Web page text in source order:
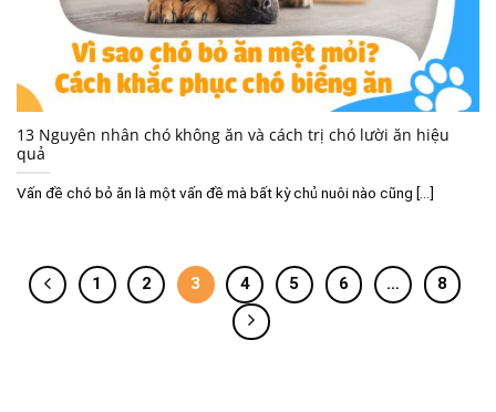
13 Nguyên nhân chó không ăn và cách trị chó lười ăn hiệu
quả
Vấn đề chó bỏ ăn là một vấn đề mà bất kỳ chủ nuôi nào cũng [...]
1 2 3 4 5 6 … 8